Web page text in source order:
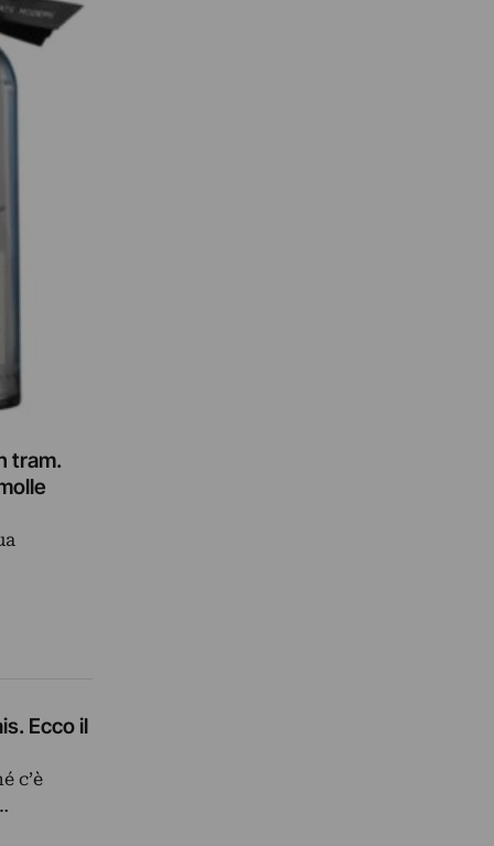
tram.
Ecco il
c’è